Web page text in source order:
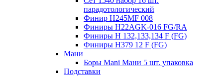
парадотологический
Финир H245MF 008
Финиры H22AGK-016 FG/RA
Финиры Н 132,133,134 F (FG)
Финиры Н379 12 F (FG)
Мани
Боры Mani Мани 5 шт. упаковка
Подставки